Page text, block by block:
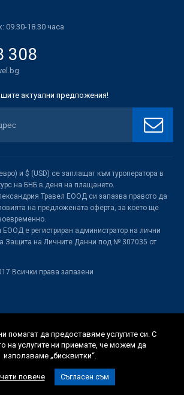
09.30-18.30 часа
308
актуални предложения!
и $ (USD) се заплащат към туроператора в
на БНБ в деня на плащането.
Травел ЕООД си запазва правото да
на предложената оферта, за което ще
е регистриран администратор на лични
Защита на Личните Данни под № 307035 от
Всички права запазени
помагат да предоставяме услугите си. С
на услугите ни приемате, че можем да
използваме „бисквитки“.
повече Съгласен съм